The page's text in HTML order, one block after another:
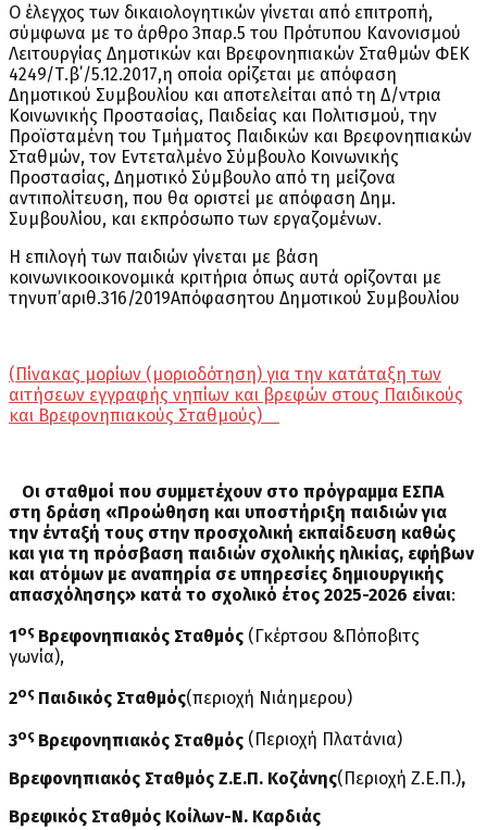
Ο έλεγχος των δικαιολογητικών γίνεται από επιτροπή,
σύμφωνα με το άρθρο 3παρ.5 του Πρότυπου Κανονισμού
Λειτουργίας Δημοτικών και Βρεφονηπιακών Σταθμών ΦΕΚ
4249/Τ.β΄/5.12.2017,η οποία ορίζεται με απόφαση
Δημοτικού Συμβουλίου και αποτελείται από τη Δ/ντρια
Κοινωνικής Προστασίας, Παιδείας και Πολιτισμού, την
Προϊσταμένη του Τμήματος Παιδικών και Βρεφονηπιακών
Σταθμών, τον Εντεταλμένο Σύμβουλο Κοινωνικής
Προστασίας, Δημοτικό Σύμβουλο από τη μείζονα
αντιπολίτευση, που θα οριστεί με απόφαση Δημ.
Συμβουλίου, και εκπρόσωπο των εργαζομένων.
Η επιλογή των παιδιών γίνεται με βάση
κοινωνικοοικονομικά κριτήρια όπως αυτά ορίζονται με
τηνυπ’αριθ.316/2019Απόφασητου Δημοτικού Συμβουλίου
(Πίνακας μορίων (μοριοδότηση) για την κατάταξη των
αιτήσεων εγγραφής νηπίων και βρεφών στους Παιδικούς
και Βρεφονηπιακούς Σταθμούς)
Οι σταθμοί που συμμετέχουν στο πρόγραμμα ΕΣΠΑ
στη δράση «Προώθηση και υποστήριξη παιδιών για
την ένταξή τους στην προσχολική εκπαίδευση καθώς
και για τη πρόσβαση παιδιών σχολικής ηλικίας, εφήβων
και ατόμων με αναπηρία σε υπηρεσίες δημιουργικής
απασχόλησης» κατά το σχολικό έτος 2025-2026 είναι:
1ος Βρεφονηπιακός Σταθμός (Γκέρτσου &Πόποβιτς
γωνία),
2ος Παιδικός Σταθμός(περιοχή Νιάημερου)
3ος Βρεφονηπιακός Σταθμός (Περιοχή Πλατάνια)
Βρεφονηπιακός Σταθμός Ζ.Ε.Π. Κοζάνης(Περιοχή Ζ.Ε.Π.),
Βρεφικός Σταθμός Κοίλων-Ν. Καρδιάς